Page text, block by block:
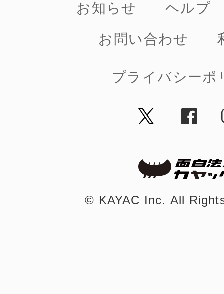
お知らせ
ヘルプ
お問い合わせ
プライバシーポ
©︎ KAYAC Inc. All